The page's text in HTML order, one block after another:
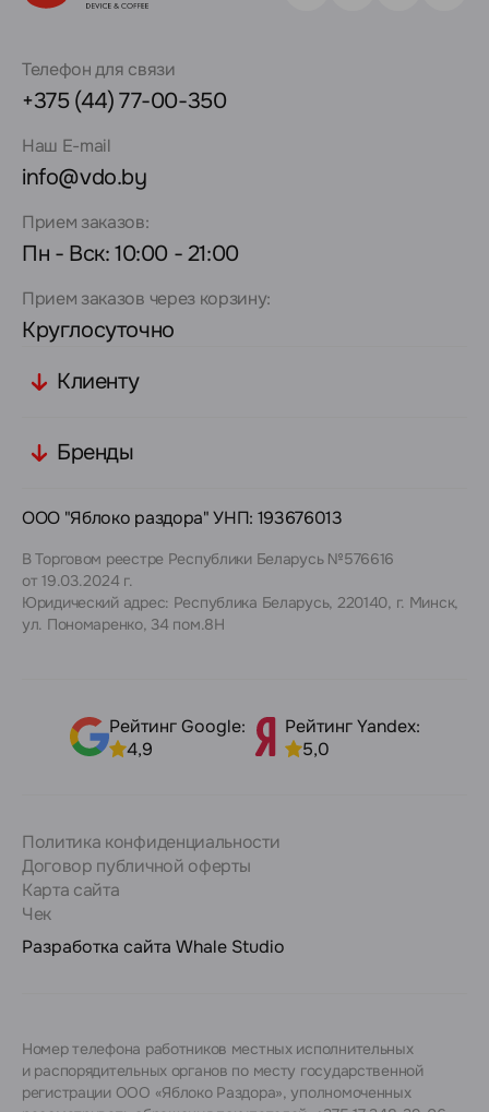
Телефон для связи
+375 (44) 77-00-350
Наш E-mail
info@vdo.by
Прием заказов:
Пн - Вск: 10:00 - 21:00
Прием заказов через корзину:
Круглосуточно
Клиенту
Бренды
ООО "Яблоко раздора" УНП: 193676013
В Торговом реестре Республики Беларусь №576616
от 19.03.2024 г.
Юридический адрес: Республика Беларусь, 220140, г. Минск,
ул. Пономаренко, 34 пом.8Н
Рейтинг Google:
4,9
Рейтинг Yandex:
5,0
Политика конфиденциальности
Договор публичной оферты
Карта сайта
Чек
Разработка сайта Whale Studio
Номер телефона работников местных исполнительных
и распорядительных органов по месту государственной
регистрации ООО «Яблоко Раздора», уполномоченных